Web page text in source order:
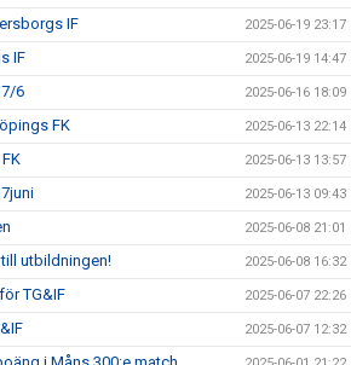
IF 2025-06-19 23:17
IF 2025-06-19 14:47
6 2025-06-16 18:09
FK 2025-06-13 22:14
2025-06-13 13:57
2025-06-13 09:43
2025-06-08 21:01
utbildningen! 2025-06-08 16:32
TG&IF 2025-06-07 22:26
2025-06-07 12:32